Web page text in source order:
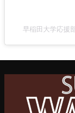
早稲田大学応援